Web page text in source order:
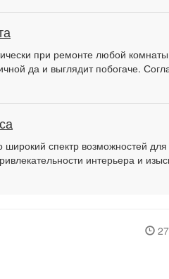
при ремонте любой
да и выглядит побогаче.
спектр возможностей для
интерьера и
27